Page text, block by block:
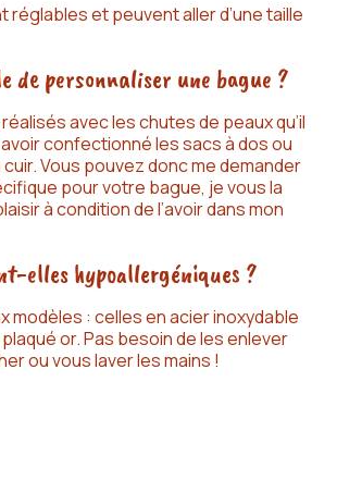
réglables et peuvent aller d’une taille
de personnaliser une bague ?
avec les chutes de peaux qu’il
confectionné les sacs à dos ou
Vous pouvez donc me demander
pour votre bague, je vous la
à condition de l’avoir dans mon
elles hypoallergéniques ?
modèles : celles en acier inoxydable
or. Pas besoin de les enlever
ou vous laver les mains !